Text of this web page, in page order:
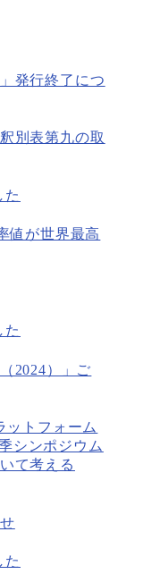
発行終了につ
別表第九の取
た
値が世界最高
た
2024）」ご
ットフォーム
シンポジウム
て考える
た